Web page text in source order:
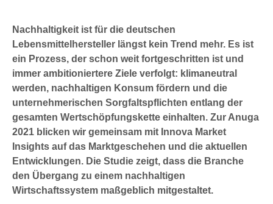
Nachhaltigkeit ist für die deutschen
Lebensmittelhersteller längst kein Trend mehr. Es ist
ein Prozess, der schon weit fortgeschritten ist und
immer ambitioniertere Ziele verfolgt: klimaneutral
werden, nachhaltigen Konsum fördern und die
unternehmerischen Sorgfaltspflichten entlang der
gesamten Wertschöpfungskette einhalten. Zur Anuga
2021 blicken wir gemeinsam mit Innova Market
Insights auf das Marktgeschehen und die aktuellen
Entwicklungen. Die Studie zeigt, dass die Branche
den Übergang zu einem nachhaltigen
Wirtschaftssystem maßgeblich mitgestaltet.